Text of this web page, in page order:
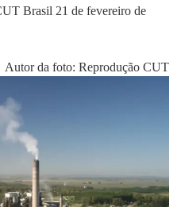
Brasil 21 de fevereiro de
Autor da foto: Reprodução CUT